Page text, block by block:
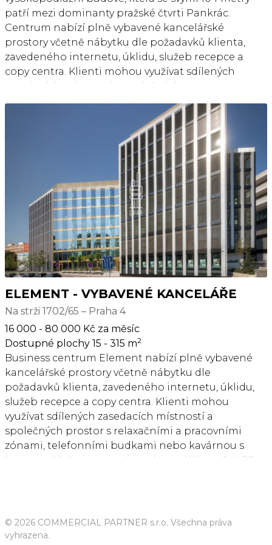
Pro aktuální nabídku nás kontaktujte.
patří mezi dominanty pražské čtvrti Pankrác.
Centrum nabízí plně vybavené kancelářské
prostory včetně nábytku dle požadavků klienta,
zavedeného internetu, úklidu, služeb recepce a
copy centra. Klienti mohou využívat sdílených
zasedacích místností a společných prostor s
budkami nebo plně vybavené kuchyňky. Nachází se
v bezprostřední blízkosti pražské magistrály s
přímým napojením na dálnici D1 a vynikající
konektivitou i na ostatní pražské výpadovky.
Snadnou dostupnost centra zajišťuje magistrála a
také stále se rozšiřující trasa C metra. Lokalita má
vynikající infrastrukturu se snadným (a v Praze
většinou spíše problematickým) parkováním, s
množstvím gastronomických, hotelových a jiných
služeb. V bezprostřední blízkosti budovy se nachází
OC Arkády pankrác se skvělou nabídkou služeb,
několik fitness center a rozlehlý Central Park
Pankrác vhodný pro relaxaci. Kancelářské prostory
od 5650 Kč za osobu za měsíc. Pro aktuální nabídku
nás kontaktujte.
ELEMENT - VYBAVENÉ KANCELÁŘE
Na strži 1702/65 – Praha 4
16 000 - 80 000 Kč za měsíc
Dostupné plochy 15 - 315 m2
Business centrum Element nabízí plně vybavené
kancelářské prostory včetně nábytku dle
požadavků klienta, zavedeného internetu, úklidu,
služeb recepce a copy centra. Klienti mohou
využívat sdílených zasedacích místností a
společných prostor s relaxačními a pracovními
zónami, telefonními budkami nebo kavárnou s
baristou. Možnost pronájmu kanceláří pro 1 až 20
boxy. Pro velké společnosti možnost pronájmu
celého patra s plně zařízeným pracovním
© 2026 COMMERCIAL PARTNER s.r.o. Všechna práva
vyhrazena.